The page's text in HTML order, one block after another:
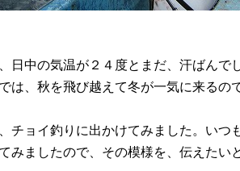
日中の気温が２４度とまだ、汗ばんで
は、秋を飛び越えて冬が一気に来るの
チョイ釣りに出かけてみました。いつ
みましたので、その模様を、伝えたい